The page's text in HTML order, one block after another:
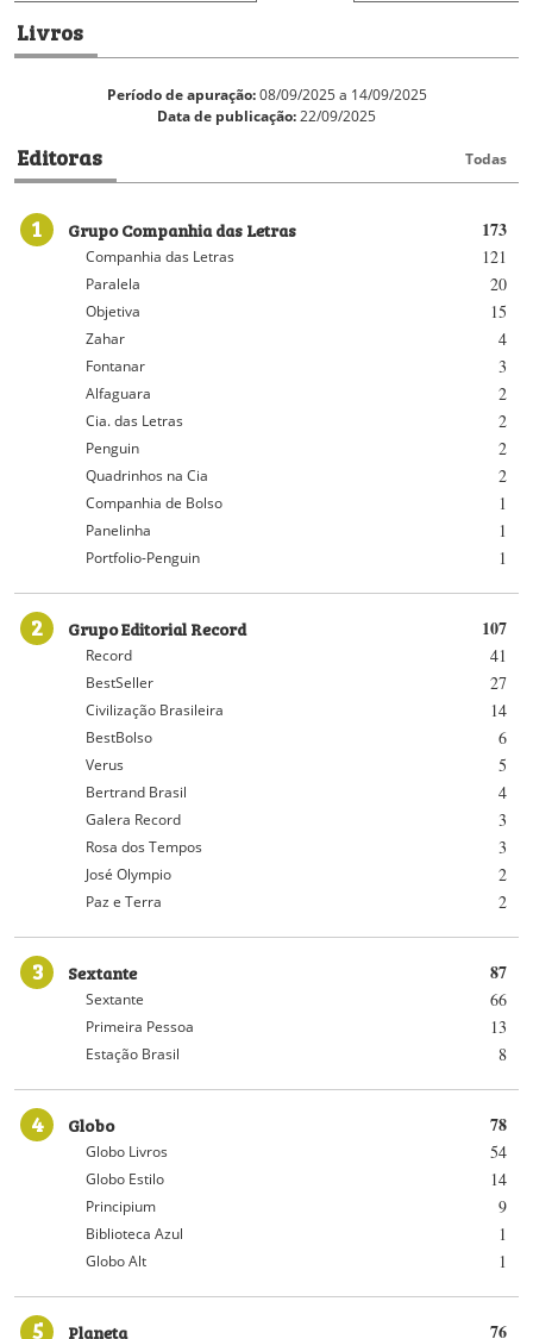
Livros
Período de apuração:08/09/2025 a 14/09/2025
Data de publicação:22/09/2025
Editoras Todas
1 173
Grupo Companhia das Letras
121
Companhia das Letras
20
Paralela
15
Objetiva
4
Zahar
3
Fontanar
2
Alfaguara
2
Cia. das Letras
2
Penguin
2
Quadrinhos na Cia
1
Companhia de Bolso
1
Panelinha
1
Portfolio-Penguin
2 107
Grupo Editorial Record
41
Record
27
BestSeller
14
Civilização Brasileira
6
BestBolso
5
Verus
4
Bertrand Brasil
3
Galera Record
3
Rosa dos Tempos
2
José Olympio
2
Paz e Terra
3 87
Sextante
66
Sextante
13
Primeira Pessoa
8
Estação Brasil
4 78
Globo
54
Globo Livros
14
Globo Estilo
9
Principium
1
Biblioteca Azul
1
Globo Alt
5 76
Planeta